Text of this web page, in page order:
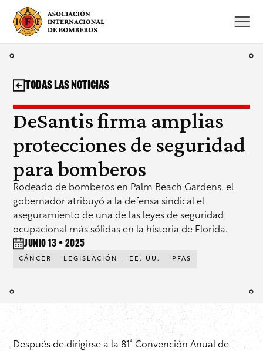
Saltar
contenido
DeSantis firma amplias
protecciones de seguridad
para bomberos
Rodeado de bomberos en Palm Beach Gardens, el
gobernador atribuyó a la defensa sindical el
aseguramiento de una de las leyes de seguridad
ocupacional más sólidas en la historia de Florida.
junio 13 • 2025
CÁNCER LEGISLACIÓN – EE. UU. PFAS
Todas las noticias
Después de dirigirse a la 81ª Convención Anual de